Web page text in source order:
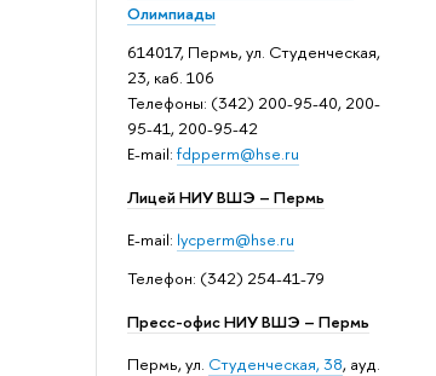
Олимпиады
614017, Пермь, ул. Студенческая,
23, каб. 106
Телефоны: (342) 200-95-40, 200-
95-41, 200-95-42
E-mail: fdpperm@hse.ru
Лицей НИУ ВШЭ – Пермь
E-mail: lycperm@hse.ru
Телефон: (342) 254-41-79
Пресс-офис НИУ ВШЭ – Пермь
Пермь, ул. Студенческая, 38, ауд.